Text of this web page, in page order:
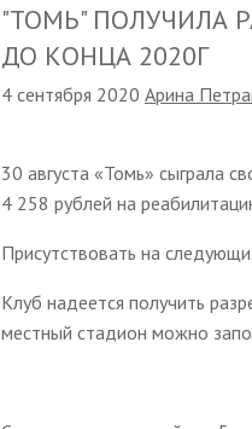
"ТОМЬ" ПОЛУЧИЛА
ДО КОНЦА 2020Г
4 сентября 2020 Арина
30 августа «Томь» сыграла
4 258 рублей на
Присутствовать на
Клуб надеется получить
местный стадион можно